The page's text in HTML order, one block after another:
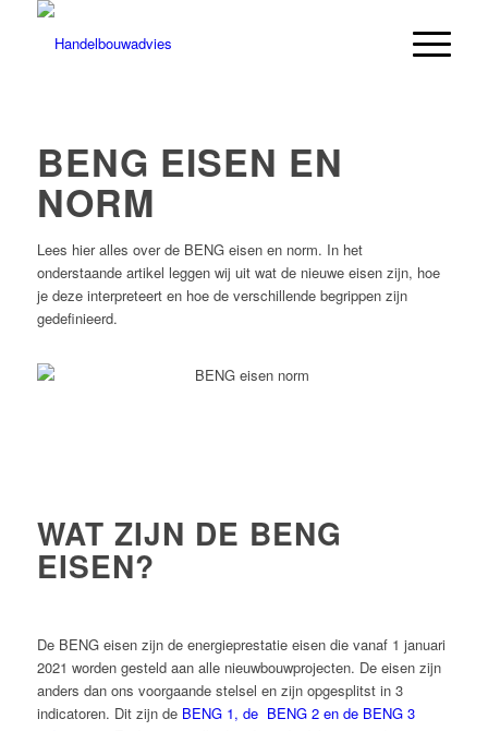
BENG EISEN EN
NORM
Lees hier alles over de BENG eisen en norm. In het
onderstaande artikel leggen wij uit wat de nieuwe eisen zijn, hoe
je deze interpreteert en hoe de verschillende begrippen zijn
gedefinieerd.
WAT ZIJN DE BENG
EISEN?
De BENG eisen zijn de energieprestatie eisen die vanaf 1 januari
2021 worden gesteld aan alle nieuwbouwprojecten. De eisen zijn
anders dan ons voorgaande stelsel en zijn opgesplitst in 3
indicatoren. Dit zijn de BENG 1, de BENG 2 en de BENG 3